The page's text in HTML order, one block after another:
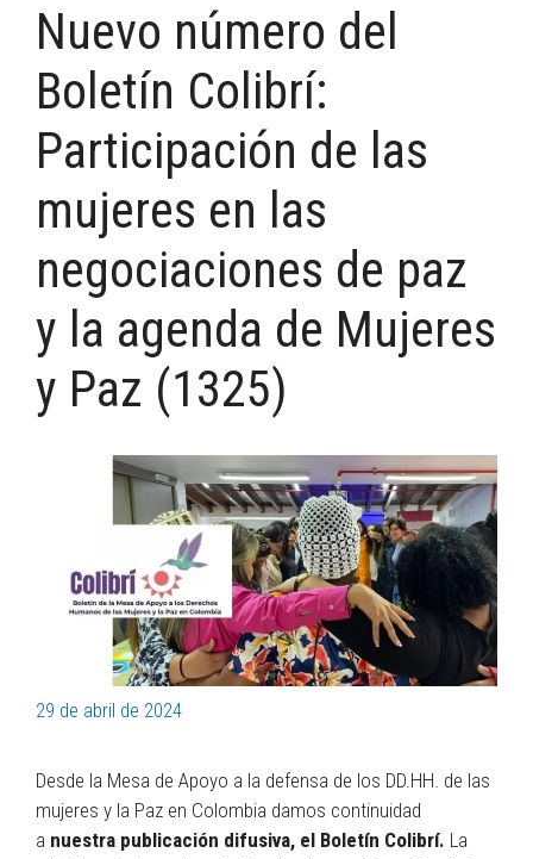
Nuevo número del
Boletín Colibrí:
Participación de las
mujeres en las
negociaciones de paz
y la agenda de Mujeres
y Paz (1325)
29 de abril de 2024
Desde la Mesa de Apoyo a la defensa de los DD.HH. de las
mujeres y la Paz en Colombia damos continuidad
a nuestra publicación difusiva, el Boletín Colibrí. La